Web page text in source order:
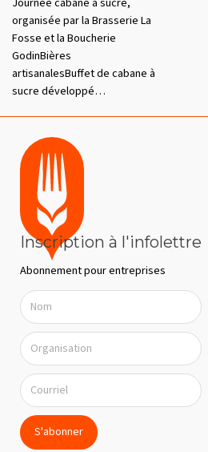
organisée par la Brasserie La
Fosse et la Boucherie
GodinBières
artisanalesBuffet de cabane à
sucre développé…
Inscription à l'infolettre
Abonnement pour entreprises
S'abonner